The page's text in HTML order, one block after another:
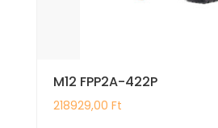
M12 FPP2A-422P
218929,00 Ft